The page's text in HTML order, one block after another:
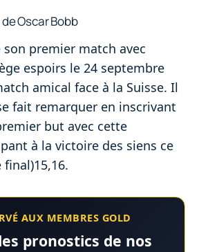
Oscar Bobb
son premier match avec
espoirs le 24 septembre
amical face à la Suisse. Il
fait remarquer en inscrivant
but avec cette
à la victoire des siens ce
final)15,16.
AUX MEMBRES GOLD
pronostics de nos